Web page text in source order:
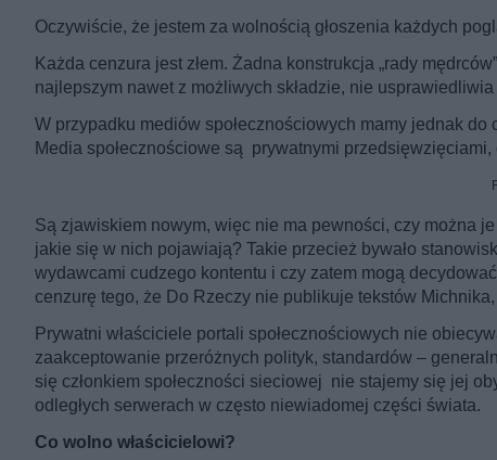
Oczywiście, że jestem za wolnością głoszenia każdych
Każda cenzura jest złem. Żadna konstrukcja „rady
najlepszym nawet z możliwych składzie, nie
W przypadku mediów społecznościowych mamy jednak
Media społecznościowe są prywatnymi
Są zjawiskiem nowym, więc nie ma pewności, czy można
jakie się w nich pojawiają? Takie przecież bywało
wydawcami cudzego kontentu i czy zatem mogą
cenzurę tego, że Do Rzeczy nie publikuje tekstów
Prywatni właściciele portali społecznościowych nie
zaakceptowanie przeróżnych polityk, standardów –
się członkiem społeczności sieciowej nie stajemy się jej
odległych serwerach w często niewiadomej części świata.
Co wolno właścicielowi?